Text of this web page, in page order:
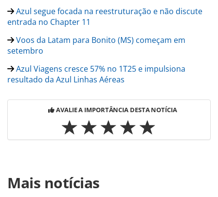
Azul segue focada na reestruturação e não discute
entrada no Chapter 11
Voos da Latam para Bonito (MS) começam em
setembro
Azul Viagens cresce 57% no 1T25 e impulsiona
resultado da Azul Linhas Aéreas
AVALIE A IMPORTÂNCIA DESTA NOTÍCIA
https://www.panrotas.com.br/aviacao/empresas/2025/05/
troca-de-tom-e-de-cor-para-celebrar-a-magia-do-festival-
Mais notícias